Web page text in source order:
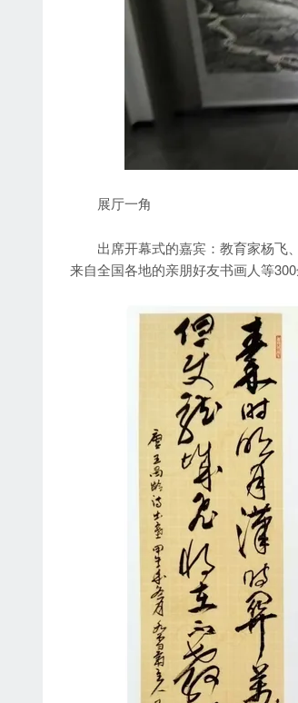
展厅一角
出席开幕式的嘉宾：教育家杨飞、
来自全国各地的亲朋好友书画人等300